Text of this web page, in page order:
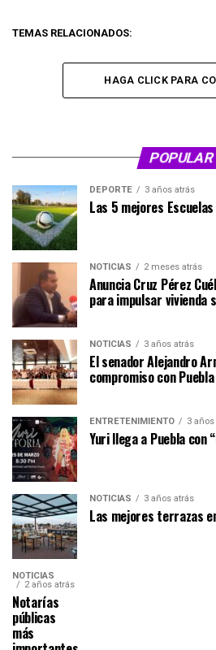
TEMAS RELACIONADOS:
HAGA CLICK PARA
POPULAR
DEPORTE 3 años atrás
Las 5 mejores
NOTICIAS 2 meses atrás
Anuncia Cruz Pérez
para impulsar vivienda
NOTICIAS 3 años atrás
El senador Alejandro
compromiso con Puebla
ENTRETENIMIENTO 3
Yuri llega a Puebla con
NOTICIAS 3 años atrás
Las mejores terrazas
NOTICIAS
2 años atrás
Notarías
públicas
más